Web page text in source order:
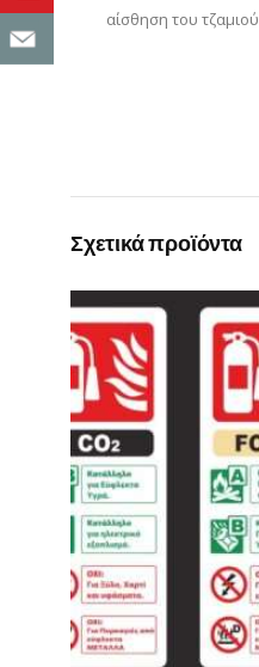
αίσθηση του τζαμιού
Σχετικά προϊόντα